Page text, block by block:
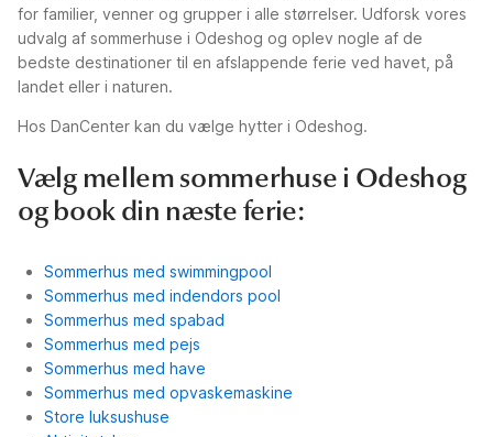
for familier, venner og grupper i alle størrelser. Udforsk vores
udvalg af sommerhuse i Odeshog og oplev nogle af de
bedste destinationer til en afslappende ferie ved havet, på
landet eller i naturen.
Hos DanCenter kan du vælge hytter i Odeshog.
Vælg mellem sommerhuse i Odeshog
og book din næste ferie:
Sommerhus med swimmingpool
Sommerhus med indendors pool
Sommerhus med spabad
Sommerhus med pejs
Sommerhus med have
Sommerhus med opvaskemaskine
Store luksushuse